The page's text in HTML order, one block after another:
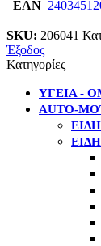
EAN
SKU: 206041
Έξοδος
Κατηγορίες
ΥΓΕΙΑ -
AUTO-